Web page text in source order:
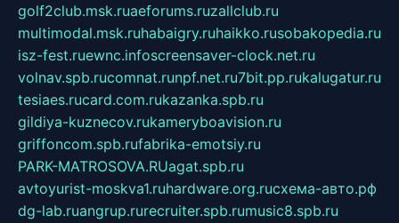
golf2club.msk.ruaeforums.ruzallclub.ru
multimodal.msk.ruhabaigry.ruhaikko.rusobakopedia.ru
isz-fest.ruewnc.infoscreensaver-clock.net.ru
volnav.spb.rucomnat.runpf.net.ru7bit.pp.rukalugatur.ru
tesiaes.rucard.com.rukazanka.spb.ru
gildiya-kuznecov.rukameryboavision.ru
griffoncom.spb.rufabrika-emotsiy.ru
PARK-MATROSOVA.RUagat.spb.ru
avtoyurist-moskva1.ruhardware.org.ruсхема-авто.рф
dg-lab.ruangrup.rurecruiter.spb.rumusic8.spb.ru